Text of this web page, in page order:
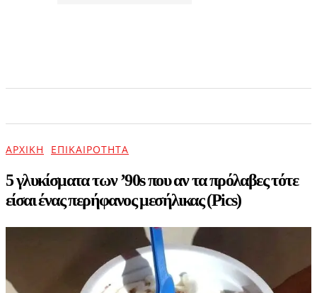
ΑΡΧΙΚΉ ΕΠΙΚΑΙΡΌΤΗΤΑ
5 γλυκίσματα των ’90s που αν τα πρόλαβες τότε
είσαι ένας περήφανος μεσήλικας (Pics)